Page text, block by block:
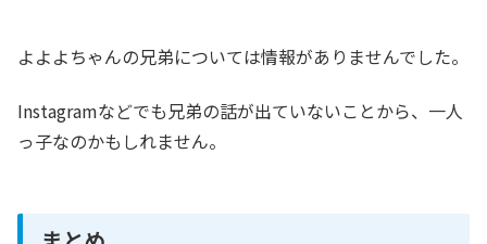
よよよちゃんの兄弟については情報がありませんでした。
Instagramなどでも兄弟の話が出ていないことから、一人
っ子なのかもしれません。